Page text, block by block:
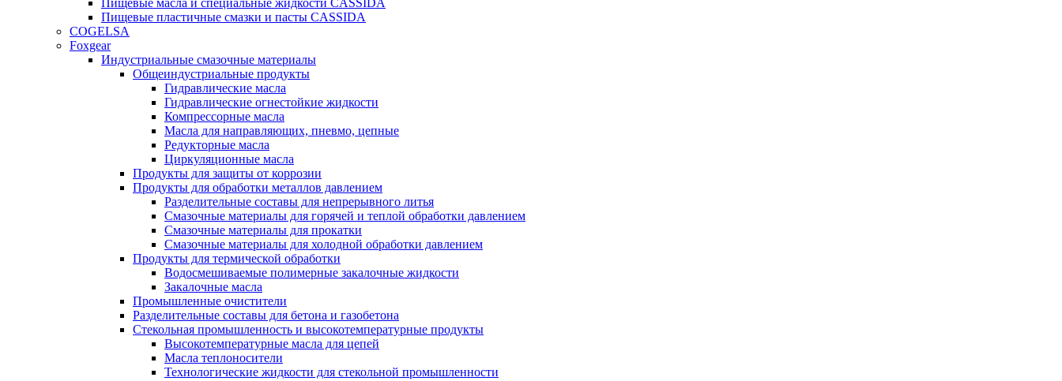
Пищевые масла и специальные жидкости CASSIDA
Пищевые пластичные смазки и пасты CASSIDA
COGELSA
Foxgear
Индустриальные смазочные материалы
Общеиндустриальные продукты
Гидравлические масла
Гидравлические огнестойкие жидкости
Компрессорные масла
Масла для направляющих, пневмо, цепные
Редукторные масла
Циркуляционные масла
Продукты для защиты от коррозии
Продукты для обработки металлов давлением
Разделительные составы для непрерывного литья
Смазочные материалы для горячей и теплой обработки давлением
Смазочные материалы для прокатки
Смазочные материалы для холодной обработки давлением
Продукты для термической обработки
Водосмешиваемые полимерные закалочные жидкости
Закалочные масла
Промышленные очистители
Разделительные составы для бетона и газобетона
Стекольная промышленность и высокотемпературные продукты
Высокотемпературные масла для цепей
Масла теплоносители
Технологические жидкости для стекольной промышленности